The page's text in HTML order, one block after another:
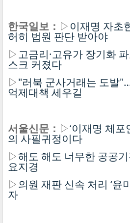
한국일보： ▷ 이재명 자초
허히 법원 판단 받아야
▷고금리·고유가 장기화
스크 커졌다
▷"러북 군사거래는 도발
억제대책 세우길
서울신문： ▷‘이재명 체포
의 사필귀정이다
▷해도 해도 너무한 공공
요지경
▷의원 재판 신속 처리 ‘윤
자